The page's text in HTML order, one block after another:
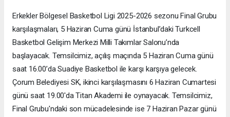
Erkekler Bölgesel Basketbol Ligi 2025-2026 sezonu Final Grubu
karşılaşmaları, 5 Haziran Cuma günü İstanbul’daki Turkcell
Basketbol Gelişim Merkezi Milli Takımlar Salonu’nda
başlayacak. Temsilcimiz, açılış maçında 5 Haziran Cuma günü
saat 16.00’da Suadiye Basketbol ile karşı karşıya gelecek.
Çorum Belediyesi SK, ikinci karşılaşmasını 6 Haziran Cumartesi
günü saat 19.00'da Titan Akademi ile oynayacak. Temsilcimiz,
Final Grubu'ndaki son mücadelesinde ise 7 Haziran Pazar günü